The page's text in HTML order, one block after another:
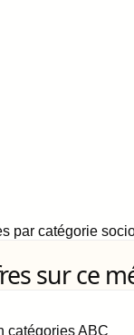
par catégorie
sur ce
catégories ABC